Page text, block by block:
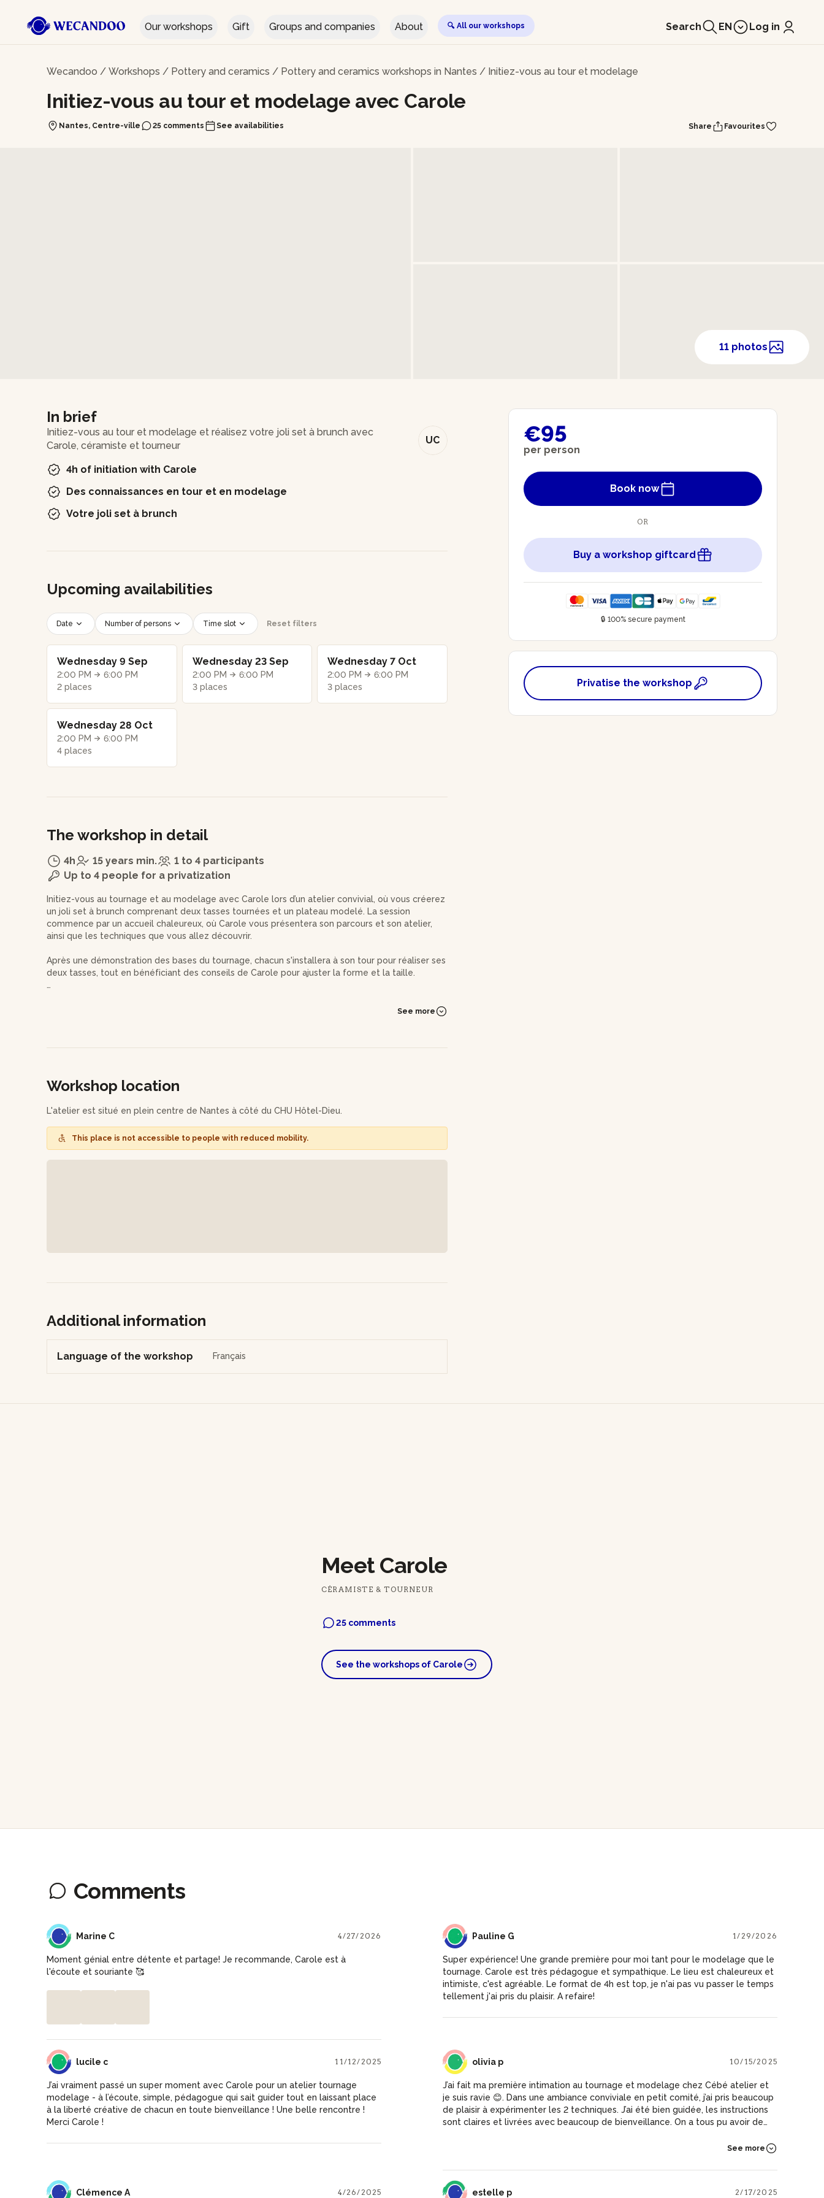
Our workshops Gift Groups and companies About 🔍 All our workshops Search EN Log in
Wecandoo / Workshops / Pottery and ceramics / Pottery and ceramics workshops in Nantes / Initiez-vous au tour et modelage
Initiez-vous au tour et modelage avec Carole
Nantes, Centre-ville 25 comments See availabilities Share Favourites
11 photos
In brief
UC
Initiez-vous au tour et modelage et réalisez votre joli set à brunch avec
Carole, céramiste et tourneur
4h of initiation with Carole
Des connaissances en tour et en modelage
Votre joli set à brunch
Upcoming availabilities
Date Number of persons Time slot Reset filters
Wednesday 9 Sep
2:00 PM
6:00 PM
2 places
Wednesday 23 Sep
2:00 PM
6:00 PM
3 places
Wednesday 7 Oct
2:00 PM
6:00 PM
3 places
Wednesday 28 Oct
2:00 PM
6:00 PM
4 places
The workshop in detail
4h 15 years min.
1 to 4 participants
Up to 4 people for a privatization
Initiez-vous au tournage et au modelage avec Carole lors d’un atelier convivial, où vous créerez
un joli set à brunch comprenant deux tasses tournées et un plateau modelé. La session
commence par un accueil chaleureux, où Carole vous présentera son parcours et son atelier,
ainsi que les techniques que vous allez découvrir.
Après une démonstration des bases du tournage, chacun s'installera à son tour pour réaliser ses
deux tasses, tout en bénéficiant des conseils de Carole pour ajuster la forme et la taille.
pour personnaliser votre pièces avec des textures ou des gravures. Après une petite pause
récupérer vos pièces une fois cuites. Préparez-vous à passer un agréable moment tout en
laissant libre cours à votre créativité !
unique.
See more
Workshop location
L'atelier est situé en plein centre de Nantes à côté du CHU Hôtel-Dieu.
This place is not accessible to people with reduced mobility.
Additional information
Language of the workshop Français
€95
per person
Book now
OR
Buy a workshop giftcard
🔒 100% secure payment
Privatise the workshop
Meet Carole
CÉRAMISTE & TOURNEUR
25 comments
See the workshops of Carole
Comments
MC Marine C 4/27/2026
Moment génial entre détente et partage! Je recommande, Carole est à
l'écoute et souriante 🥰
PG Pauline G 1/29/2026
Super expérience! Une grande première pour moi tant pour le modelage que le
tournage. Carole est très pédagogue et sympathique. Le lieu est chaleureux et
intimiste, c'est agréable. Le format de 4h est top, je n'ai pas vu passer le temps
tellement j'ai pris du plaisir. A refaire!
LC lucile c 11/12/2025
J’ai vraiment passé un super moment avec Carole pour un atelier tournage
modelage - à l’écoute, simple, pédagogue qui sait guider tout en laissant place
à la liberté créative de chacun en toute bienveillance ! Une belle rencontre !
Merci Carole !
OP olivia p 10/15/2025
J’ai fait ma première intimation au tournage et modelage chez Cébé atelier et
je suis ravie 😊. Dans une ambiance conviviale en petit comité, j’ai pris beaucoup
de plaisir à expérimenter les 2 techniques. J’ai été bien guidée, les instructions
sont claires et livrées avec beaucoup de bienveillance. On a tous pu avoir de
la création d’un objet en céramique. Une expérience à la fois de technique et de
passé un moment très agréable ! Je compte bien offrir un tel moment à mes
proches pour les fêtes 🎄 et retenter l’expérience moi-même 😇
See more
CA Clémence A 4/26/2025 EP estelle p 2/17/2025